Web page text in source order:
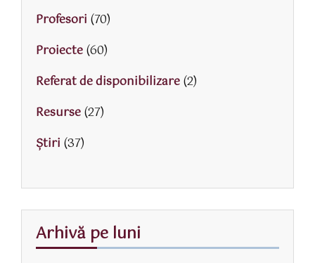
Profesori (70)
Proiecte(60)
Referat de disponibilizare(2)
Resurse(27)
Știri (37)
Arhivă pe luni